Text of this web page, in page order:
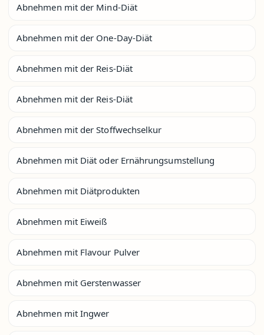
Abnehmen mit der Mind-Diät
Abnehmen mit der One-Day-Diät
Abnehmen mit der Reis-Diät
Abnehmen mit der Reis-Diät
Abnehmen mit der Stoffwechselkur
Abnehmen mit Diät oder Ernährungsumstellung
Abnehmen mit Diätprodukten
Abnehmen mit Eiweiß
Abnehmen mit Flavour Pulver
Abnehmen mit Gerstenwasser
Abnehmen mit Ingwer